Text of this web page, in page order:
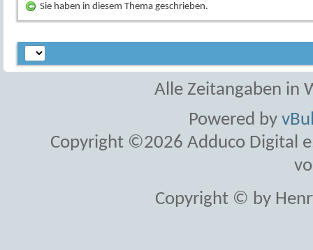
Sie haben in diesem Thema geschrieben.
Alle Zeitangaben in
Powered by
Copyright ©2026 Adduco Digital
Copyright © by